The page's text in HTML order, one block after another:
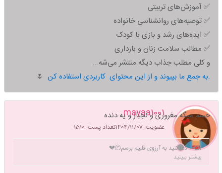
✅ آموزش‌های تربیتی
✅ توصیه‌های روانشناسی خانواده
✅ ایده‌های رشد و بازی با کودک
✅ مطالب سلامت زنان و بارداری
و کلی مطلب جذاب دیگه منتشر می‌شه...
به جمع ما بپیوند و از این محتوای کاربردی استفاده کن.
🌷
mayaa1001
عضویت: 1404/11/07 تعداد پست: 1510
حسم میگه مغروری و لجباز و یه دنده
دعا کنید به آرزوی قلبیم برسم🫠💔
بیشتر ببینید